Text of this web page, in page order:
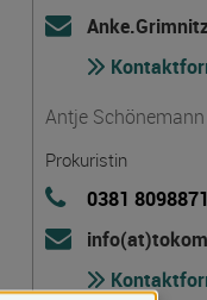
Antje Schönemann
Prokuristin
0381 8098871